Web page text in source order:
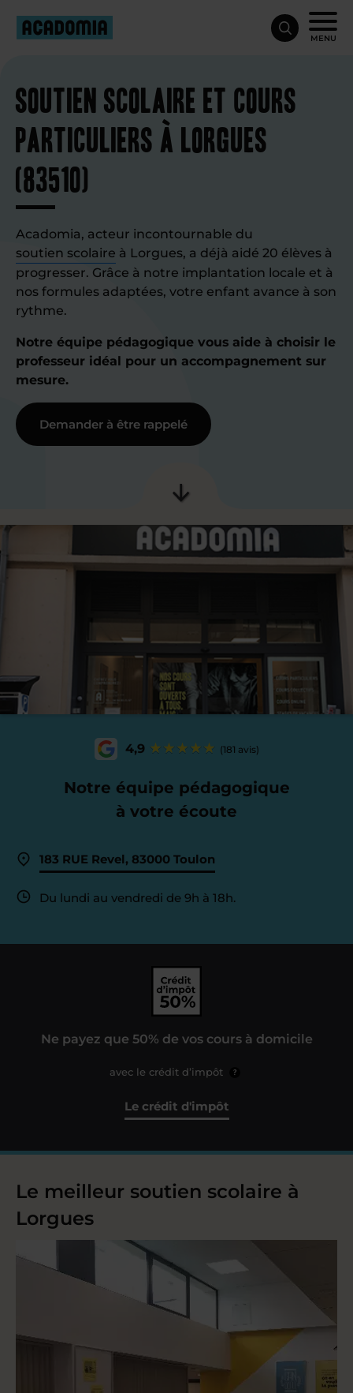
MENU
Soutien scolaire et cours
particuliers à Lorgues
(83510)
Acadomia, acteur incontournable du
soutien scolaire à Lorgues, a déjà aidé 20 élèves à
progresser. Grâce à notre implantation locale et à
nos formules adaptées, votre enfant avance à son
rythme.
Notre équipe pédagogique vous aide à choisir le
professeur idéal pour un accompagnement sur
mesure.
Demander à être rappelé
4,9 (181 avis)
Notre équipe pédagogique
à votre écoute
183 RUE Revel, 83000 Toulon
Du lundi au vendredi de 9h à 18h.
Ne payez que 50% de vos cours à domicile
avec le crédit d’impôt ?
Le crédit d'impôt
Le meilleur soutien scolaire à
Lorgues